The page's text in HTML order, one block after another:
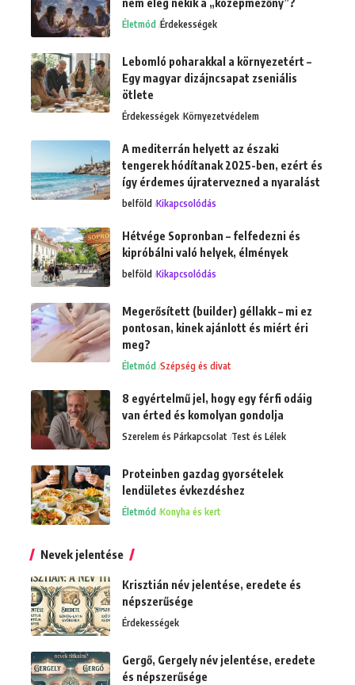
nem elég nekik a „középmezőny”?
Életmód Érdekességek
Lebomló poharakkal a környezetért –
Egy magyar dizájncsapat zseniális
ötlete
Érdekességek Környezetvédelem
A mediterrán helyett az északi
tengerek hódítanak 2025-ben, ezért és
így érdemes újratervezned a nyaralást
belföld Kikapcsolódás
Hétvége Sopronban – felfedezni és
kipróbálni való helyek, élmények
belföld Kikapcsolódás
Megerősített (builder) géllakk – mi ez
pontosan, kinek ajánlott és miért éri
meg?
Életmód Szépség és divat
8 egyértelmű jel, hogy egy férfi odáig
van érted és komolyan gondolja
Szerelem és Párkapcsolat Test és Lélek
Proteinben gazdag gyorsételek
lendületes évkezdéshez
Életmód Konyha és kert
Nevek jelentése
Krisztián név jelentése, eredete és
népszerűsége
Érdekességek
Gergő, Gergely név jelentése, eredete
és népszerűsége